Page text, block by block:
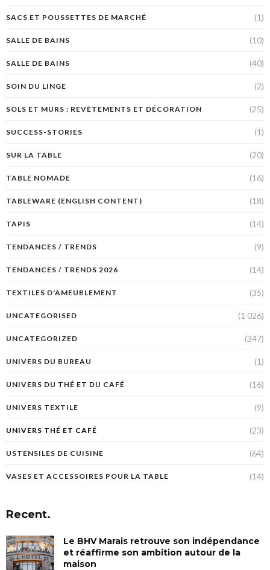
SACS ET POUSSETTES DE MARCHÉ (1)
SALLE DE BAINS (10)
SALLE DE BAINS (40)
SOIN DU LINGE (2)
SOLS ET MURS : REVÊTEMENTS ET DÉCORATION (25)
SUCCESS-STORIES (1)
SUR LA TABLE (20)
TABLE NOMADE (16)
TABLEWARE (ENGLISH CONTENT) (18)
TAPIS (14)
TENDANCES / TRENDS (9)
TENDANCES / TRENDS 2026 (14)
TEXTILES D'AMEUBLEMENT (35)
UNCATEGORISED (1 026)
UNCATEGORIZED (347)
UNIVERS DU BUREAU (1)
UNIVERS DU THÉ ET DU CAFÉ (16)
UNIVERS TEXTILE (9)
UNIVERS THÉ ET CAFÉ (23)
USTENSILES DE CUISINE (64)
VASES ET ACCESSOIRES POUR LA TABLE (14)
Recent.
Le BHV Marais retrouve son indépendance
et réaffirme son ambition autour de la
maison